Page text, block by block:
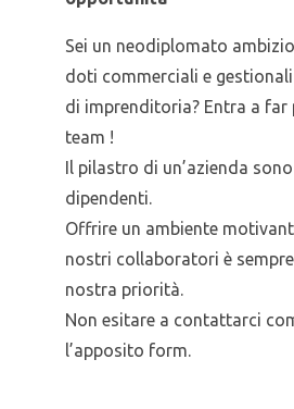
Sei un neodiplomato
doti commerciali e
di imprenditoria? Entra a far
team !
Il pilastro di un’azienda
dipendenti.
Offrire un ambiente
nostri collaboratori è
nostra priorità.
Non esitare a contattarci
l’apposito form.